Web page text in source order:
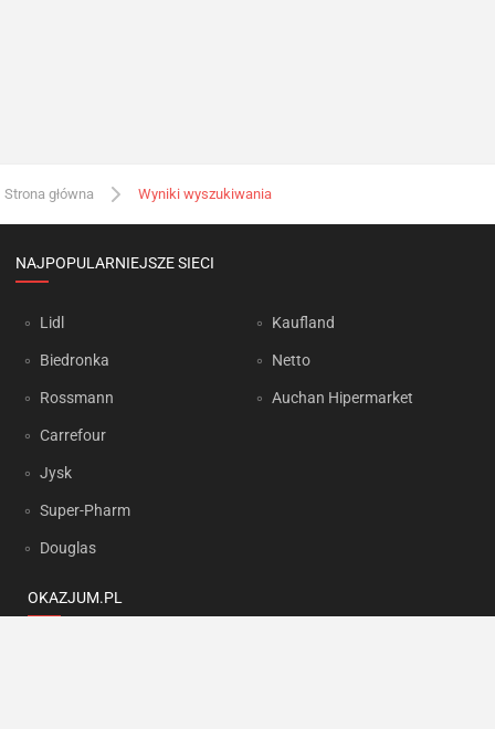
Strona główna Wyniki wyszukiwania
NAJPOPULARNIEJSZE SIECI
Lidl
Biedronka
Rossmann
Carrefour
Jysk
Super-Pharm
Douglas
Kaufland
Netto
Auchan Hipermarket
OKAZJUM.PL